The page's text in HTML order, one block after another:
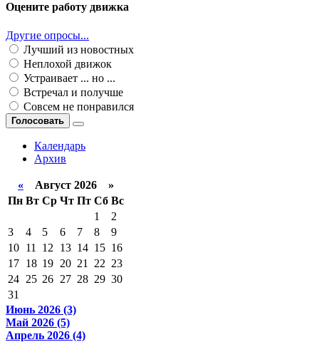
Оцените работу движка
Другие опросы...
Лучший из новостных
Неплохой движок
Устраивает ... но ...
Встречал и получше
Совсем не понравился
Голосовать
Календарь
Архив
« Август 2026 »
Пн Вт Ср Чт Пт Сб Вс
1
2
3
4 5 6 7 8
9
10 11 12 13 14 15 16
17 18 19 20 21 22 23
24 25 26 27 28 29 30
31
Июнь 2026 (3)
Май 2026 (5)
Апрель 2026 (4)